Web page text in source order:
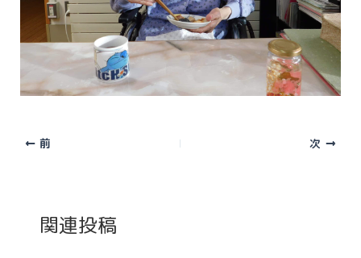
前 次
関連投稿